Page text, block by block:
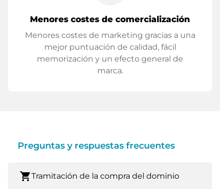
Menores costes de comercialización
Menores costes de marketing gracias a una
mejor puntuación de calidad, fácil
memorización y un efecto general de
marca.
Preguntas y respuestas frecuentes
shopping_cartTramitación de la compra del dominio